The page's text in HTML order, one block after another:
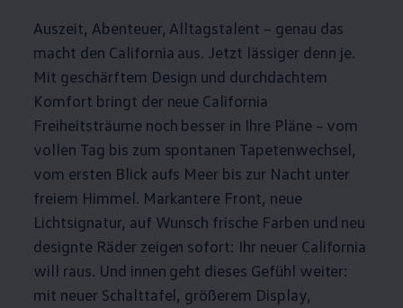
Auszeit, Abenteuer, Alltagstalent – genau das
macht den California aus. Jetzt lässiger denn je.
Mit geschärftem Design und durchdachtem
Komfort bringt der neue California
Freiheitsträume noch besser in Ihre Pläne – vom
vollen Tag bis zum spontanen Tapetenwechsel,
vom ersten Blick aufs Meer bis zur Nacht unter
freiem Himmel. Markantere Front, neue
Lichtsignatur, auf Wunsch frische Farben und neu
designte Räder zeigen sofort: Ihr neuer California
will raus. Und innen geht dieses Gefühl weiter:
mit neuer Schalttafel, größerem Display,